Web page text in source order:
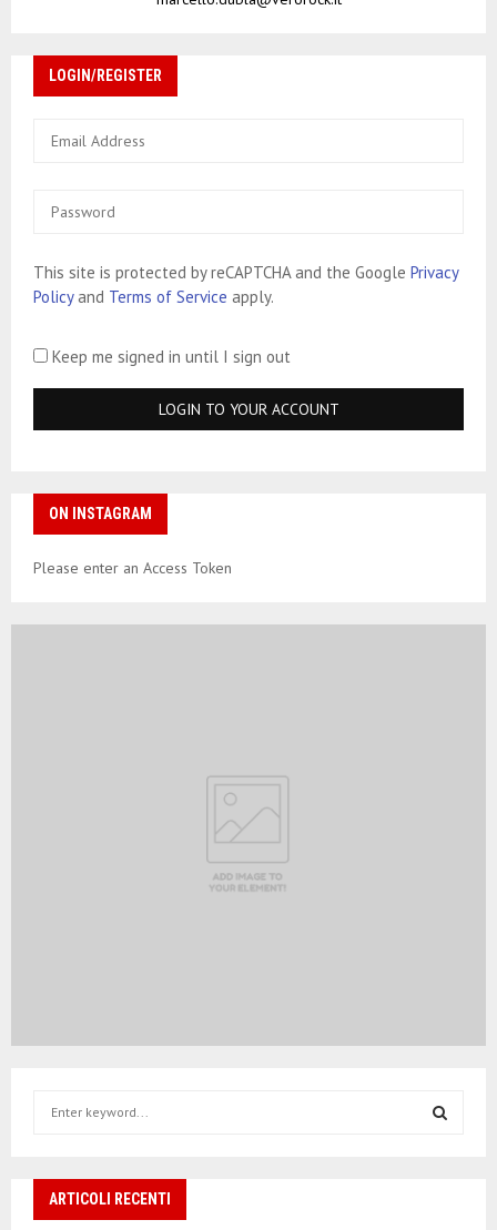
LOGIN/REGISTER
This site is protected by reCAPTCHA and the Google Privacy
Policyand Terms of Service apply.
Keep me signed in until I sign out
ON INSTAGRAM
Please enter an Access Token
h
ARTICOLI RECENTI